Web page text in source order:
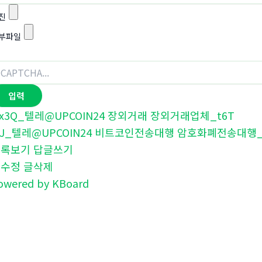
파일
텔레@UPCOIN24 장외거래 장외거래업체_t6T
텔레@UPCOIN24 비트코인전송대행 암호화폐전송대행
보기 답글쓰기
정 글삭제
by KBoard